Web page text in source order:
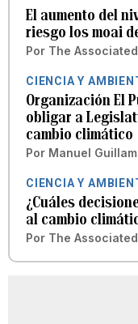
El aumento del
riesgo los moai
Por The
CIENCIA Y
Organización El
obligar a
cambio climático
Por Manuel
CIENCIA Y
¿Cuáles
al cambio
Por The